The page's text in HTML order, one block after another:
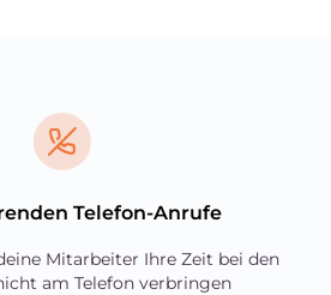
Telefon-Anrufe
Mitarbeiter Ihre Zeit bei den
am Telefon verbringen